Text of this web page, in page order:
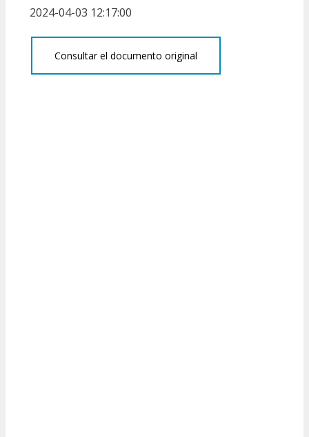
2024-04-03 12:17:00
Consultar el documento original